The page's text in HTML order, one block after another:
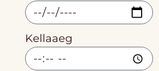
Kellaaeg